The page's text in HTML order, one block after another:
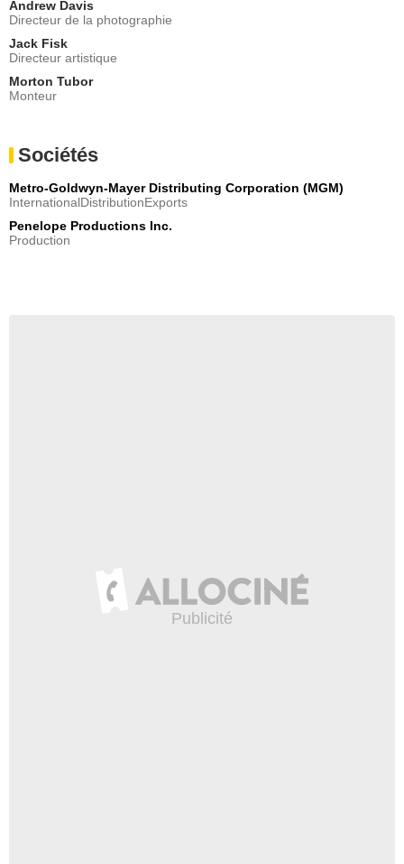
Andrew Davis
Directeur de la photographie
Jack Fisk
Directeur artistique
Morton Tubor
Monteur
Sociétés
Metro-Goldwyn-Mayer Distributing Corporation (MGM)
InternationalDistributionExports
Penelope Productions Inc.
Production